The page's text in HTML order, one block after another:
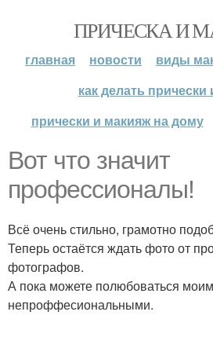
ПРИЧЕСКА И
главная новости
виды
как делать
прически и макияж на дому
Вот что значит
профессионалы!
Всё очень стильно, грамотно
Теперь остаётся ждать фото от
фотографов.
А пока можете полюбоваться
непроффесиональными.